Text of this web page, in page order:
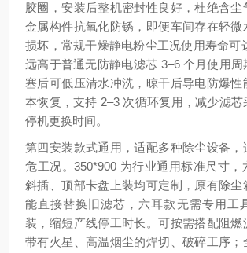
胶圈，安装后整机密封性良好，杜绝含尘
金属构件抗氧化防锈，即便车间存在轻微
损坏，常规干燥静电粉尘工况使用寿命可
远高于普通无防静电滤芯 3–6 个月使用
塞后可低压清水冲洗，晾干后导电防爆性
本恢复，支持 2–3 次循环复用，减少滤芯
停机更换时间。
第四安装款式通用，适配多种除尘设备，
危工况。350*900 为行业通用标准尺寸，
斜插、顶部卡盘上装均可定制，原有除尘
能直接替换旧滤芯，六耳款无需专用工
装，缩短产线停工时长。可按需搭配阻燃
带有火星、高温烟尘的焊切、破碎工序；